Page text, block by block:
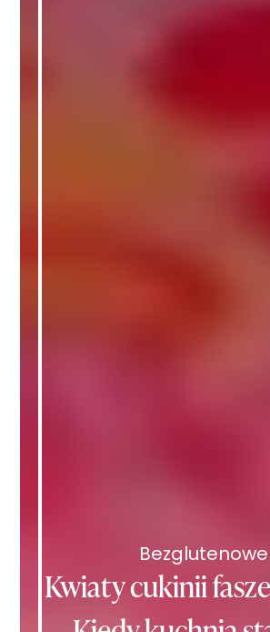
Bezglutenowe
Kwiaty cukinii